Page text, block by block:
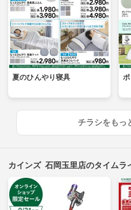
夏のひんやり寝具
チラシをもっ
カインズ 石岡玉里店のタイムラ